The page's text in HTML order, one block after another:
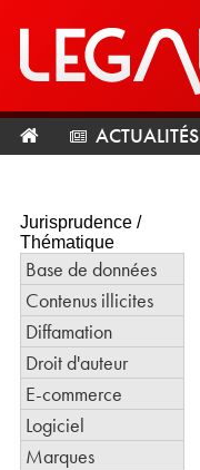
ACTUALITÉS
Jurisprudence /
Thématique
Base de données
Contenus illicites
Diffamation
Droit d'auteur
E-commerce
Logiciel
Marques